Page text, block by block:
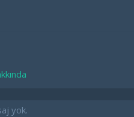
yok.